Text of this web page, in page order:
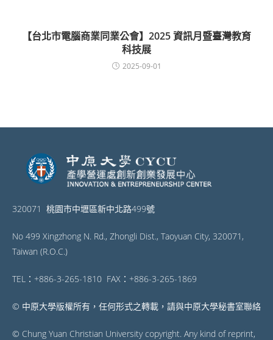
【台北市電腦商業同業公會】2025 資訊月暨臺灣教育
科技展
2025-09-01
320071 桃園市中壢區新中北路499號
No 499 Xingzhong N. Rd., Zhongli Dist., Taoyuan City, 320071,
Taiwan (R.O.C.)
TEL：+886-3-265-1810 FAX：+886-3-265-1869
© 中原大學版權所有，任何形式之轉載，請與中原大學秘書室聯絡
© Chung Yuan Christian University copyright. Any kind of reprint,